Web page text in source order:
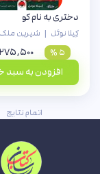
دختری به نام کو
کِیلا نوئل | شیرین
۵ %
۲۷۵,۵۰۰
افزودن به سبد
اتمام نتایج